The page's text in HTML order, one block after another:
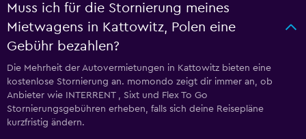
Muss ich für die Stornierung meines
Mietwagens in Kattowitz, Polen eine
Gebühr bezahlen?
Die Mehrheit der Autovermietungen in Kattowitz bieten eine
kostenlose Stornierung an. momondo zeigt dir immer an, ob
Anbieter wie INTERRENT , Sixt und Flex To Go
Stornierungsgebühren erheben, falls sich deine Reisepläne
kurzfristig ändern.